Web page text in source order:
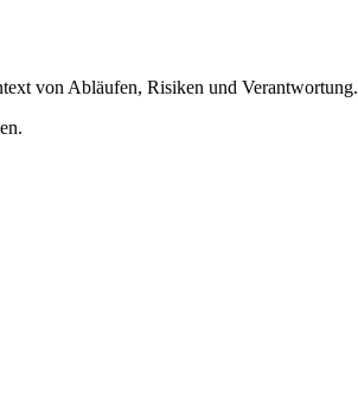
von Abläufen, Risiken und Verantwortung.